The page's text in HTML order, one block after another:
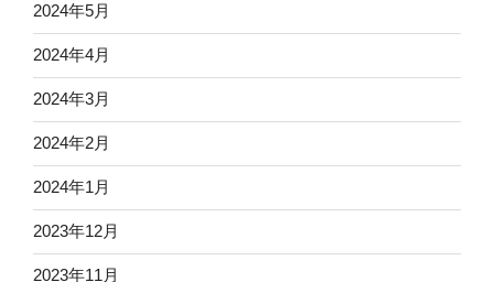
2024年5月
2024年4月
2024年3月
2024年2月
2024年1月
2023年12月
2023年11月